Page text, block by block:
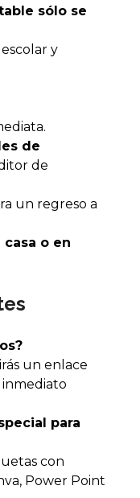
sólo se
y
de
de
un regreso a
o en
un enlace
inmediato
para
con
Power Point